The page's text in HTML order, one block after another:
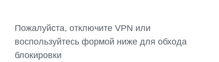
Пожалуйста, отключите VPN или
воспользуйтесь формой ниже для обхода
блокировки